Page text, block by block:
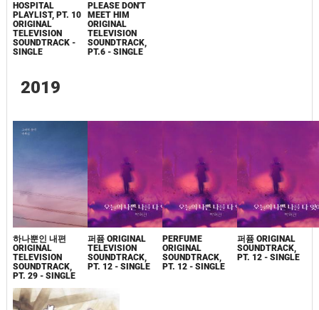
HOSPITAL
PLAYLIST, PT. 10
ORIGINAL
TELEVISION
SOUNDTRACK -
SINGLE
PLEASE DON'T
MEET HIM
ORIGINAL
TELEVISION
SOUNDTRACK,
PT.6 - SINGLE
2019
하나뿐인 내편
ORIGINAL
TELEVISION
SOUNDTRACK,
PT. 29 - SINGLE
퍼퓸 ORIGINAL
TELEVISION
SOUNDTRACK,
PT. 12 - SINGLE
PERFUME
ORIGINAL
SOUNDTRACK,
PT. 12 - SINGLE
퍼퓸 ORIGINAL
SOUNDTRACK,
PT. 12 - SINGLE